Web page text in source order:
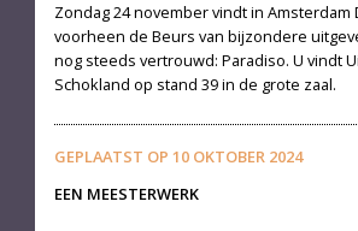
Zondag 24 november vindt in Amsterdam
voorheen de Beurs van bijzondere
nog steeds vertrouwd: Paradiso. U vindt
Schokland op stand 39 in de grote zaal.
GEPLAATST OP 10 OKTOBER 2024
EEN MEESTERWERK